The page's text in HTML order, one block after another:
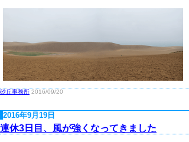
砂丘事務所 2016/09/20
2016年9月19日
連休3日目、風が強くなってきました